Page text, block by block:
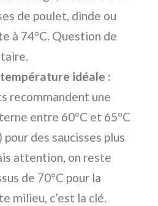
de poulet, dinde ou
à 74°C. Question de
idéale :
recommandent une
entre 60°C et 65°C
pour des saucisses plus
attention, on reste
de 70°C pour la
milieu, c’est la clé.